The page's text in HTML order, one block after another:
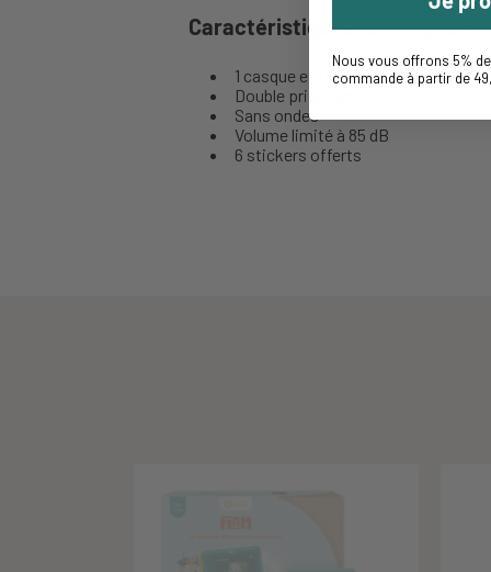
Caractéristiques techniques :
1 casque et 1 cordon détachable
Double prise jack
Sans ondes
Volume limité à 85 dB
6 stickers offerts
Nous vous offrons 5%
commande à partir de